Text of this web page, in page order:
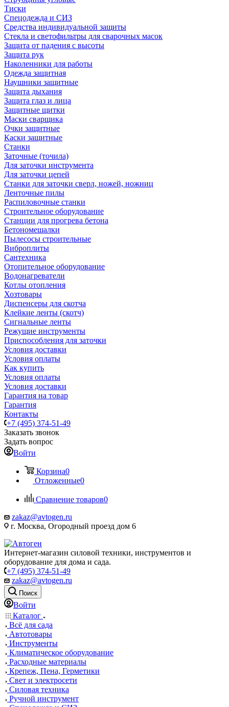
Тиски
Спецодежда и СИЗ
Средства индивидуальной защиты
Стекла и светофильтры для сварочных масок
Защита от падения с высоты
Защита рук
Наколенники для работы
Одежда защитная
Наушники защитные
Защита дыхания
Защита глаз и лица
Защитные щитки
Маски сварщика
Очки защитные
Каски защитные
Станки
Заточные (точила)
Для заточки инструмента
Для заточки цепей
Станки для заточки сверл, ножей, ножниц
Ленточные пилы
Распиловочные станки
Строительное оборудование
Станции для прогрева бетона
Бетономешалки
Пылесосы строительные
Виброплиты
Сантехника
Отопительное оборудование
Водонагреватели
Котлы отопления
Хозтовары
Диспенсеры для скотча
Клейкие ленты (скотч)
Сигнальные ленты
Режущие инструменты
Приспособления для заточки
Условия доставки
Условия оплаты
Как купить
Условия оплаты
Условия доставки
Гарантия на товар
Гарантия
Контакты
+7 (495) 374-51-49
Заказать звонок
Задать вопрос
Войти
Корзина0
Отложенные0
Сравнение товаров0
zakaz@avtogen.ru
г. Москва, Огородный проезд дом 6
Интернет-магазин силовой техники, инструментов и
оборудование для дома и сада.
+7 (495) 374-51-49
zakaz@avtogen.ru
Поиск
Войти
Каталог
Всё для сада
Автотовары
Инструменты
Климатическое оборудование
Расходные материалы
Крепеж, Пена, Герметики
Свет и электросети
Силовая техника
Ручной инструмент